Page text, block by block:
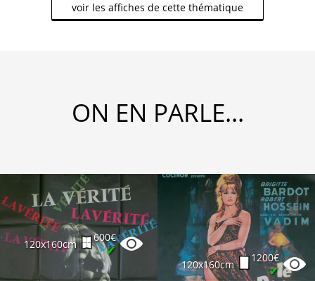
voir les affiches de cette thématique
ON EN PARLE...
120x160cm
600€
✔
120x160cm
1200€
✔